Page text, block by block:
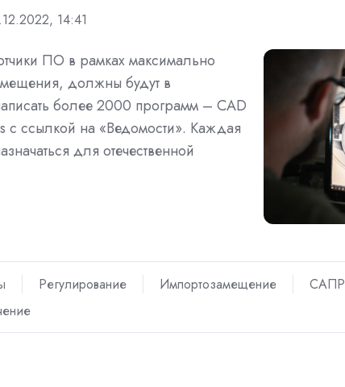
14:41
ПО в рамках максимально
должны будут в
более 2000 программ – CAD
с ссылкой на «Ведомости». Каждая
для отечественной
Регулирование Импортозамещение
САПР